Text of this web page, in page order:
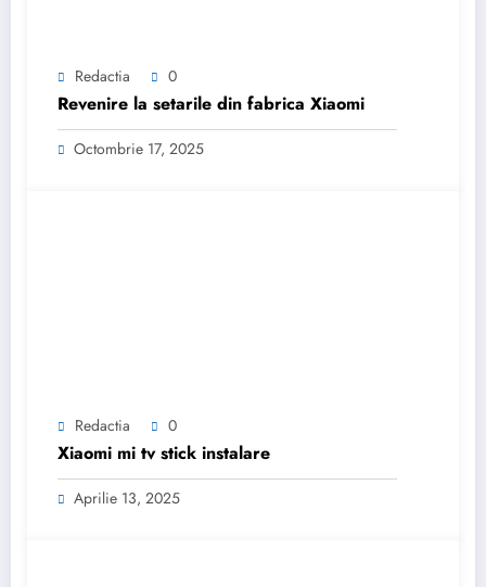
Redactia 0
Revenire la setarile din fabrica Xiaomi
Octombrie 17, 2025
Redactia 0
Xiaomi mi tv stick instalare
Aprilie 13, 2025